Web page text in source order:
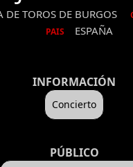
DE TOROS DE BURGOS
PAIS ESPAÑA
INFORMACIÓN
Concierto
PÚBLICO